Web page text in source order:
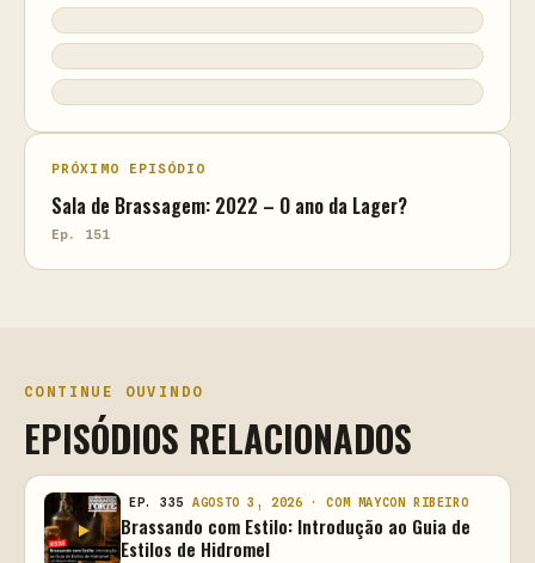
PRÓXIMO EPISÓDIO
Sala de Brassagem: 2022 – O ano da Lager?
Ep. 151
CONTINUE OUVINDO
EPISÓDIOS RELACIONADOS
EP. 335 AGOSTO 3, 2026 · COM MAYCON RIBEIRO
Brassando com Estilo: Introdução ao Guia de
Estilos de Hidromel